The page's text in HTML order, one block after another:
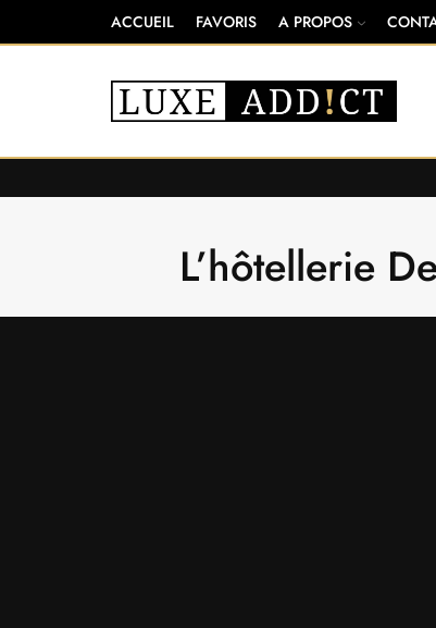
ACCUEIL FAVORIS A PROPOS
L’hôtellerie